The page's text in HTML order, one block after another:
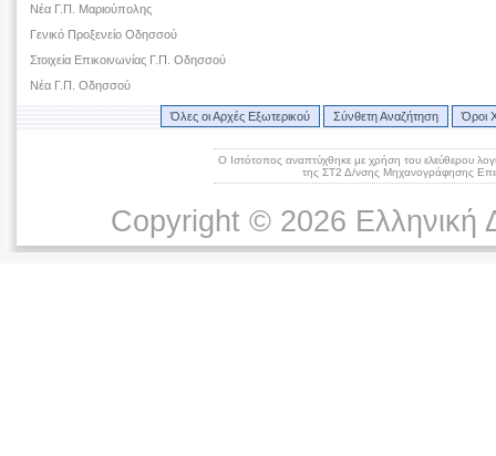
Νέα Γ.Π. Μαριούπολης
Γενικό Προξενείο Οδησσού
Στοιχεία Επικοινωνίας Γ.Π. Οδησσού
Νέα Γ.Π. Οδησσού
Όλες οι Αρχές Εξωτερικού Σύνθετη Αναζήτηση Όροι
Ο Ιστότοπος αναπτύχθηκε με χρήση του ελεύθερου
της ΣΤ2 Δ/νσης Μηχανογράφησης
Copyright © 2026